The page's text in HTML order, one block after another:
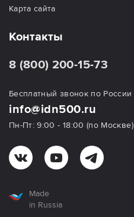
Карта сайта
Контакты
8 (800) 200-15-73
Бесплатный звонок по России
info@idn500.ru
Пн-Пт: 9:00 - 18:00 (по Москве)
Made
in Russia